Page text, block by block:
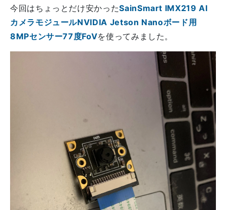
今回はちょっとだけ安かったSainSmart IMX219 AI
カメラモジュールNVIDIA Jetson Nanoボード用
8MPセンサー77度FoVを使ってみました。